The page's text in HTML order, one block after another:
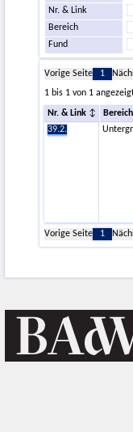
Nr. & Link
Bereich
Fund
Vorige Seite 1
1 bis 1 von 1
Nr. & Link Bereich
39.2.
Vorige Seite
1